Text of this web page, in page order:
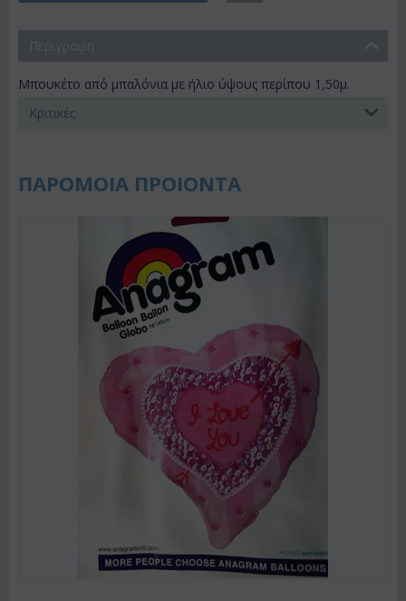
Μπουκέτο από μπαλόνια με ήλιο ύψους περίπου 1,50μ.
Κριτικές
ΠΑΡΟΜΟΙΑ ΠΡΟΙΟΝΤΑ